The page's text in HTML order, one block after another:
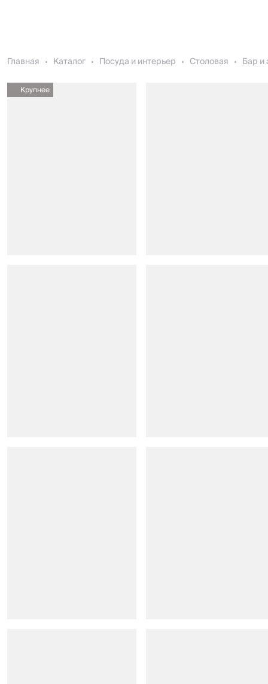
Главная Каталог Посуда и интерьер Столовая Бар и
Крупнее